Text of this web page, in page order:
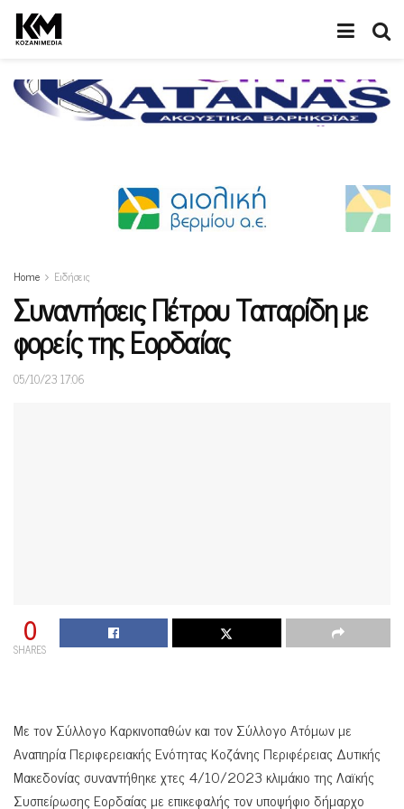
Home Ειδήσεις
Συναντήσεις Πέτρου Ταταρίδη με
φορείς της Εορδαίας
05/10/23 17:06
0
SHARES
Με τον Σύλλογο Καρκινοπαθών και τον Σύλλογο Ατόμων με
Αναπηρία Περιφερειακής Ενότητας Κοζάνης Περιφέρειας Δυτικής
Μακεδονίας συναντήθηκε χτες 4/10/2023 κλιμάκιο της Λαϊκής
Συσπείρωσης Εορδαίας με επικεφαλής τον υποψήφιο δήμαρχο